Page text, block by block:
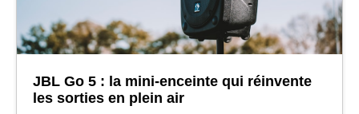
JBL Go 5 : la mini-enceinte qui réinvente
les sorties en plein air